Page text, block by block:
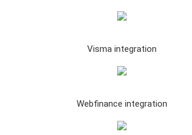
Visma integration
Webfinance integration